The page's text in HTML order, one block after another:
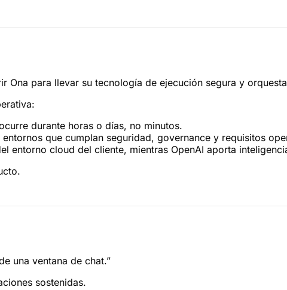
Ona para llevar su tecnología de ejecución segura y
durante horas o días, no minutos.
que cumplan seguridad, governance y requisitos
entorno cloud del cliente, mientras OpenAI aporta
una ventana de chat.”
sostenidas.